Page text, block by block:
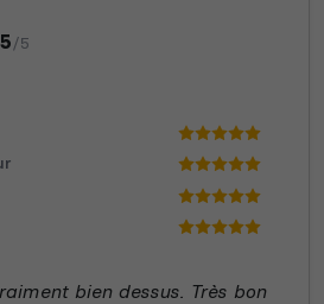
5/5
bien dessus. Très bon